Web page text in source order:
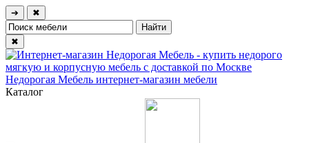
➔ ✖
✖
Недорогая Мебель интернет-магазин мебели
Каталог